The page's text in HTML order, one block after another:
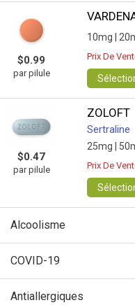
$0.99
par pilule
10mg |
Prix De
$0.47
par pilule
ZOLOFT
Sertraline
25mg |
Prix De
Alcoolisme
COVID-19
Antiallergiques